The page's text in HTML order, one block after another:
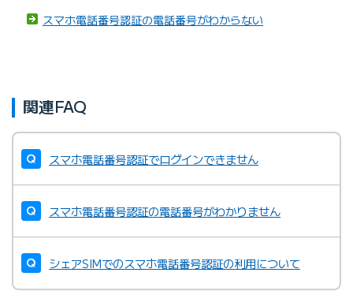
スマホ電話番号認証の電話番号がわからない
関連FAQ
スマホ電話番号認証でログインできません
スマホ電話番号認証の電話番号がわかりません
シェアSIMでのスマホ電話番号認証の利用について